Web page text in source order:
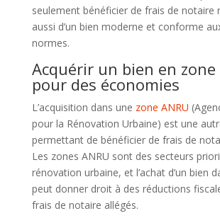
seulement bénéficier de frais de notaire
aussi d’un bien moderne et conforme
normes.
Acquérir un bien en zone
pour des économies
L’acquisition dans une zone ANRU
pour la Rénovation Urbaine) est une
permettant de bénéficier de frais de
Les zones ANRU sont des secteurs
rénovation urbaine, et l’achat d’un bien
peut donner droit à des réductions
frais de notaire allégés.